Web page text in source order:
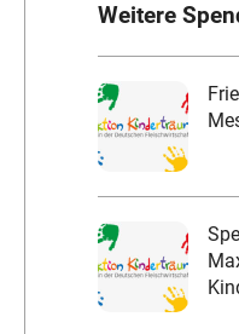
Weitere